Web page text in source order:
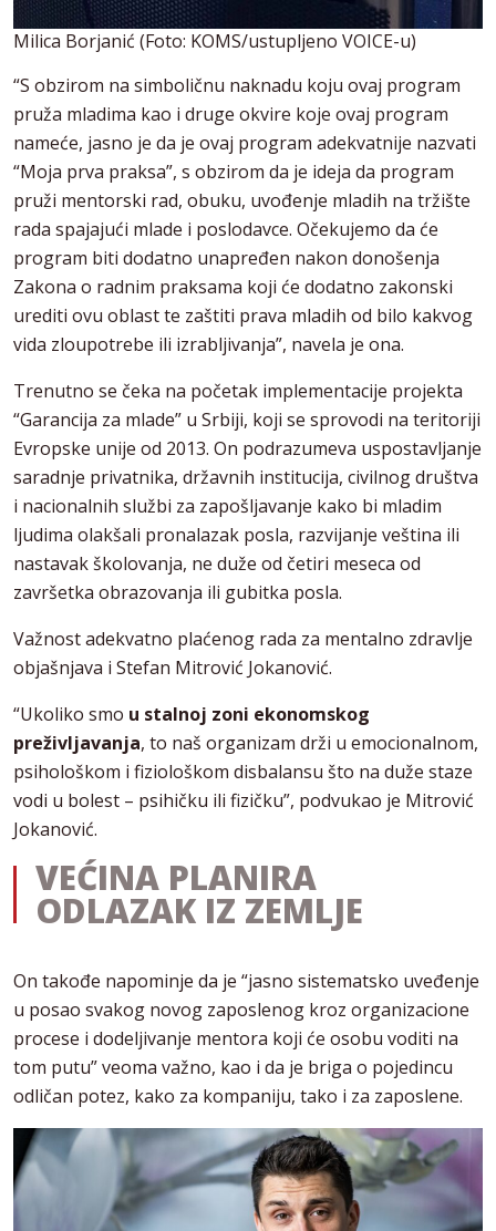
Milica Borjanić (Foto: KOMS/ustupljeno VOICE-u)
“S obzirom na simboličnu naknadu koju ovaj program
pruža mladima kao i druge okvire koje ovaj program
nameće, jasno je da je ovaj program adekvatnije nazvati
“Moja prva praksa”, s obzirom da je ideja da program
pruži mentorski rad, obuku, uvođenje mladih na tržište
rada spajajući mlade i poslodavce. Očekujemo da će
program biti dodatno unapređen nakon donošenja
Zakona o radnim praksama koji će dodatno zakonski
urediti ovu oblast te zaštiti prava mladih od bilo kakvog
vida zloupotrebe ili izrabljivanja”, navela je ona.
Trenutno se čeka na početak implementacije projekta
“Garancija za mlade” u Srbiji, koji se sprovodi na teritoriji
Evropske unije od 2013. On podrazumeva uspostavljanje
saradnje privatnika, državnih institucija, civilnog društva
i nacionalnih službi za zapošljavanje kako bi mladim
ljudima olakšali pronalazak posla, razvijanje veština ili
nastavak školovanja, ne duže od četiri meseca od
završetka obrazovanja ili gubitka posla.
Važnost adekvatno plaćenog rada za mentalno zdravlje
objašnjava i Stefan Mitrović Jokanović.
“Ukoliko smo u stalnoj zoni ekonomskog
preživljavanja, to naš organizam drži u emocionalnom,
psihološkom i fiziološkom disbalansu što na duže staze
vodi u bolest – psihičku ili fizičku”, podvukao je Mitrović
Jokanović.
VEĆINA PLANIRA
ODLAZAK IZ ZEMLJE
On takođe napominje da je “jasno sistematsko uveđenje
u posao svakog novog zaposlenog kroz organizacione
procese i dodeljivanje mentora koji će osobu voditi na
tom putu” veoma važno, kao i da je briga o pojedincu
odličan potez, kako za kompaniju, tako i za zaposlene.